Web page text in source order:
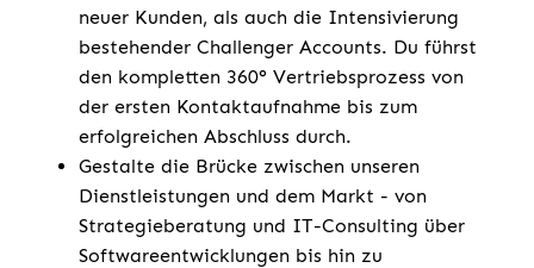
neuer Kunden, als auch die Intensivierung
bestehender Challenger Accounts. Du führst
den kompletten 360° Vertriebsprozess von
der ersten Kontaktaufnahme bis zum
erfolgreichen Abschluss durch.
Gestalte die Brücke zwischen unseren
Dienstleistungen und dem Markt - von
Strategieberatung und IT-Consulting über
Softwareentwicklungen bis hin zu